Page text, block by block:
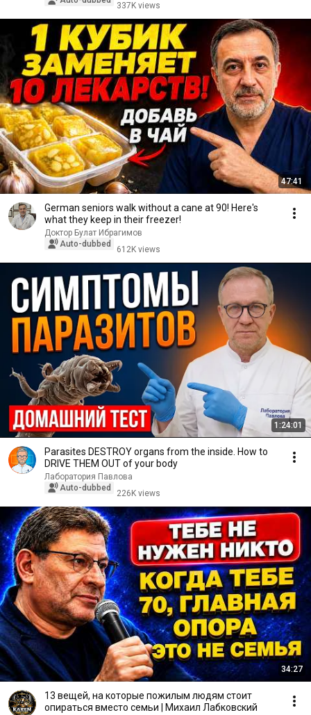
337K views
47:41
German seniors walk without a cane at 90! Here's
what they keep in their freezer!
Доктор Булат Ибрагимов
Auto-dubbed
612K views
1:24:01
Parasites DESTROY organs from the inside. How to
DRIVE THEM OUT of your body
Лаборатория Павлова
Auto-dubbed
226K views
34:27
13 вещей, на которые пожилым людям стоит
опираться вместо семьи | Михаил Лабковский